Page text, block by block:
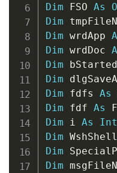
Dim FSO As
Dim
Dim wrdApp
Dim wrdDoc
Dim
Dim
Dim fdfs As
Dim fdf As
Dim i As
Dim
Dim
Dim